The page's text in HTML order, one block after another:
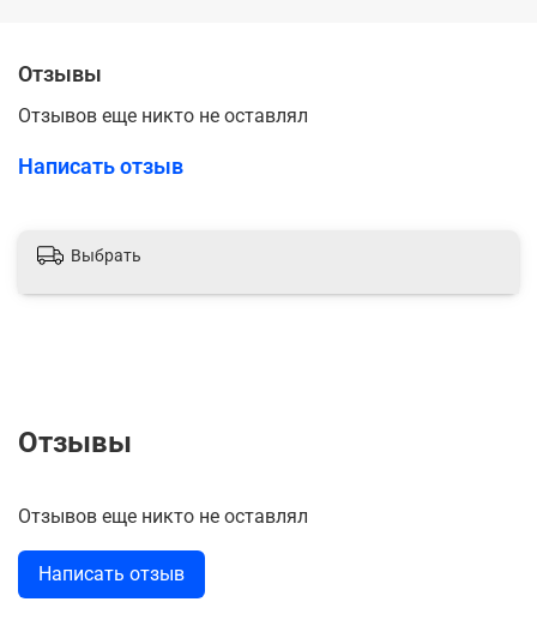
Отзывы
Отзывов еще никто не оставлял
Написать отзыв
Выбрать
Отзывы
Отзывов еще никто не оставлял
Написать отзыв